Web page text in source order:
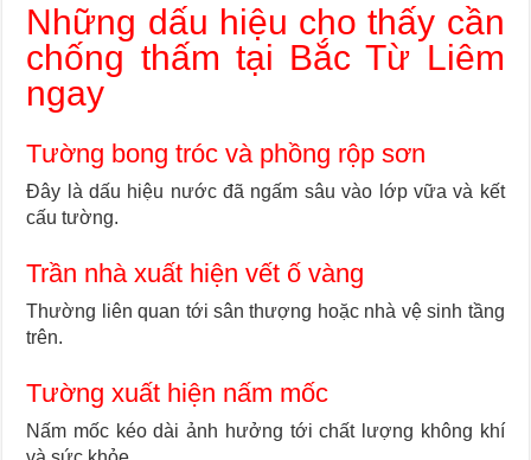
Những dấu hiệu cho thấy cần
chống thấm tại Bắc Từ Liêm
ngay
Tường bong tróc và phồng rộp sơn
Đây là dấu hiệu nước đã ngấm sâu vào lớp vữa và kết
cấu tường.
Trần nhà xuất hiện vết ố vàng
Thường liên quan tới sân thượng hoặc nhà vệ sinh tầng
trên.
Tường xuất hiện nấm mốc
Nấm mốc kéo dài ảnh hưởng tới chất lượng không khí